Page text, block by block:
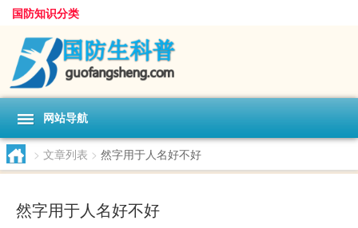
国防知识分类
网站导航
> 文章列表 > 然字用于人名好不好
然字用于人名好不好